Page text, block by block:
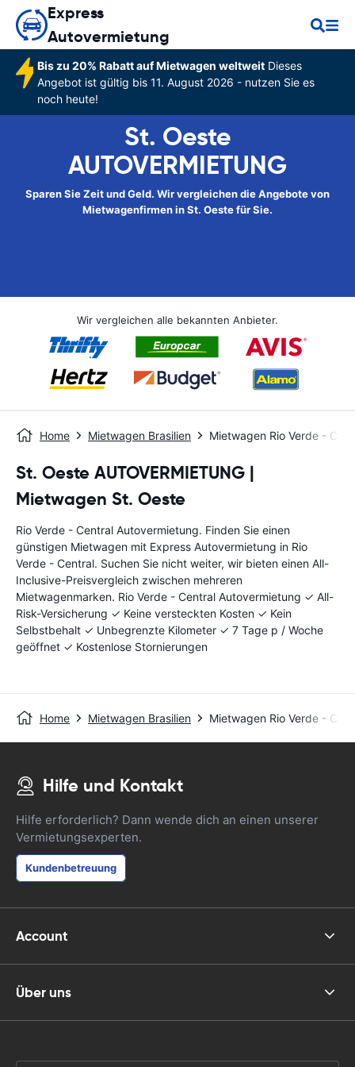
Express
Autovermietung
Bis zu 20% Rabatt auf Mietwagen weltweitDieses
Angebot ist gültig bis 11. August 2026 - nutzen Sie es
noch heute!
St. Oeste
AUTOVERMIETUNG
Sparen Sie Zeit und Geld. Wir vergleichen die Angebote von
Mietwagenfirmen in St. Oeste für Sie.
Wir vergleichen alle bekannten Anbieter.
Home Mietwagen Brasilien Mietwagen Rio Verde -
St. Oeste AUTOVERMIETUNG |
Mietwagen St. Oeste
Rio Verde - Central Autovermietung. Finden Sie einen
günstigen Mietwagen mit Express Autovermietung in Rio
Verde - Central. Suchen Sie nicht weiter, wir bieten einen All-
Inclusive-Preisvergleich zwischen mehreren
Mietwagenmarken. Rio Verde - Central Autovermietung ✓ All-
Risk-Versicherung ✓ Keine versteckten Kosten ✓ Kein
Selbstbehalt ✓ Unbegrenzte Kilometer ✓ 7 Tage p / Woche
geöffnet ✓ Kostenlose Stornierungen
Home Mietwagen Brasilien Mietwagen Rio Verde -
Hilfe und Kontakt
Hilfe erforderlich? Dann wende dich an einen unserer
Vermietungsexperten.
Kundenbetreuung
Account
Über uns